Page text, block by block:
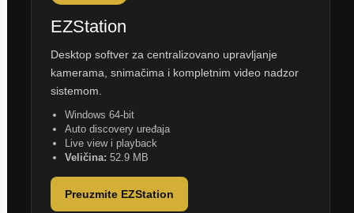
EZStation
Desktop softver za centralizovano upravljanje
kamerama, snimačima i kompletnim video nadzor
sistemom.
Windows 64-bit
Auto discovery uređaja
Live view i playback
Veličina: 52.9 MB
Preuzmite EZStation